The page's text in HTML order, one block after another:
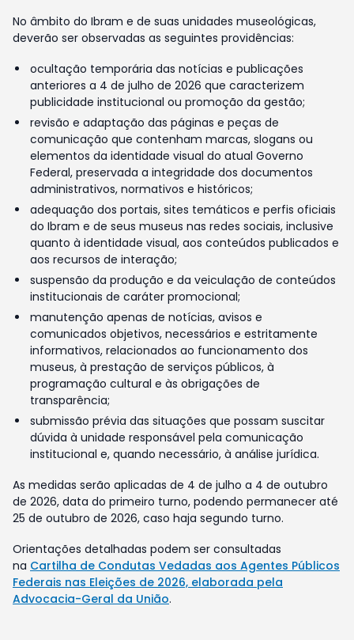
No âmbito do Ibram e de suas unidades museológicas,
deverão ser observadas as seguintes providências:
ocultação temporária das notícias e publicações
anteriores a 4 de julho de 2026 que caracterizem
publicidade institucional ou promoção da gestão;
revisão e adaptação das páginas e peças de
comunicação que contenham marcas, slogans ou
elementos da identidade visual do atual Governo
Federal, preservada a integridade dos documentos
administrativos, normativos e históricos;
adequação dos portais, sites temáticos e perfis oficiais
do Ibram e de seus museus nas redes sociais, inclusive
quanto à identidade visual, aos conteúdos publicados e
aos recursos de interação;
suspensão da produção e da veiculação de conteúdos
institucionais de caráter promocional;
manutenção apenas de notícias, avisos e
comunicados objetivos, necessários e estritamente
informativos, relacionados ao funcionamento dos
museus, à prestação de serviços públicos, à
programação cultural e às obrigações de
transparência;
submissão prévia das situações que possam suscitar
dúvida à unidade responsável pela comunicação
institucional e, quando necessário, à análise jurídica.
As medidas serão aplicadas de 4 de julho a 4 de outubro
de 2026, data do primeiro turno, podendo permanecer até
25 de outubro de 2026, caso haja segundo turno.
Orientações detalhadas podem ser consultadas
na Cartilha de Condutas Vedadas aos Agentes Públicos
Federais nas Eleições de 2026, elaborada pela
Advocacia-Geral da União.